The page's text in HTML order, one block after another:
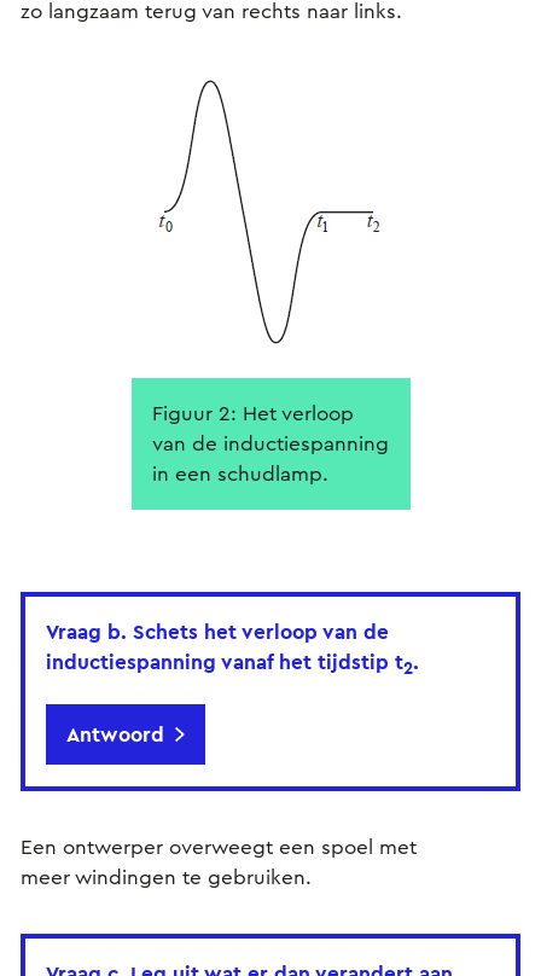
zo langzaam terug van rechts naar links.
Figuur 2: Het verloop
van de inductiespanning
in een schudlamp.
Vraag b. Schets het verloop van de
inductiespanning vanaf het tijdstip t2.
Antwoord
Een ontwerper overweegt een spoel met
meer windingen te gebruiken.